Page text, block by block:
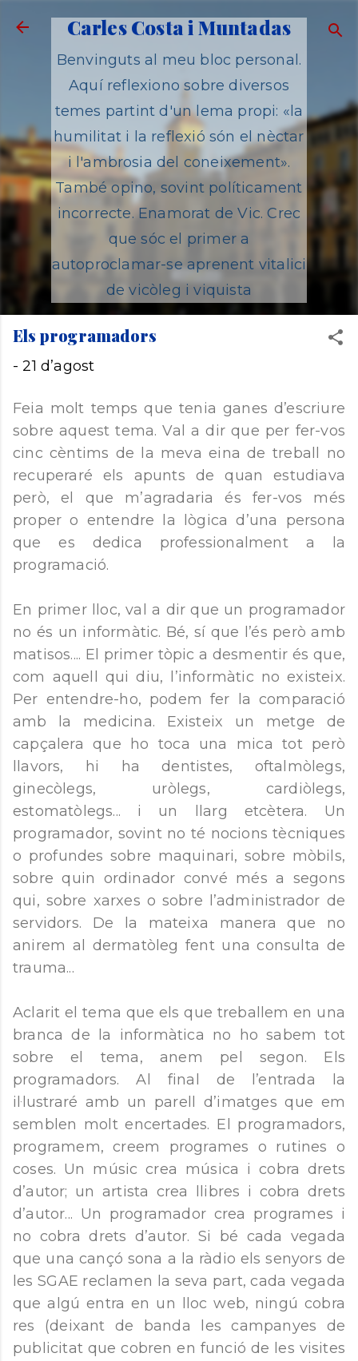
Salta al contingut principal
Carles Costa i Muntadas
Benvinguts al meu bloc personal.
Aquí reflexiono sobre diversos
temes partint d'un lema propi: «la
humilitat i la reflexió són el nèctar
i l'ambrosia del coneixement».
També opino, sovint políticament
incorrecte. Enamorat de Vic. Crec
que sóc el primer a
autoproclamar-se aprenent vitalici
de vicòleg i viquista
Els programadors
-21 d’agost
Feia molt temps que tenia ganes d’escriure
sobre aquest tema. Val a dir que per fer-vos
cinc cèntims de la meva eina de treball no
recuperaré els apunts de quan estudiava
però, el que m’agradaria és fer-vos més
proper o entendre la lògica d’una persona
que es dedica professionalment a la
programació.
En primer lloc, val a dir que un programador
no és un informàtic. Bé, sí que l’és però amb
matisos.... El primer tòpic a desmentir és que,
com aquell qui diu, l’informàtic no existeix.
Per entendre-ho, podem fer la comparació
amb la medicina. Existeix un metge de
capçalera que ho toca una mica tot però
llavors, hi ha dentistes, oftalmòlegs,
ginecòlegs, uròlegs, cardiòlegs,
estomatòlegs... i un llarg etcètera. Un
programador, sovint no té nocions tècniques
o profundes sobre maquinari, sobre mòbils,
sobre quin ordinador convé més a segons
qui, sobre xarxes o sobre l’administrador de
servidors. De la mateixa manera que no
anirem al dermatòleg fent una consulta de
trauma...
Aclarit el tema que els que treballem en una
branca de la informàtica no ho sabem tot
sobre el tema, anem pel segon. Els
programadors. Al final de l’entrada la
il·lustraré amb un parell d’imatges que em
semblen molt encertades. El programadors,
programem, creem programes o rutines o
coses. Un músic crea música i cobra drets
d’autor; un artista crea llibres i cobra drets
d’autor... Un programador crea programes i
no cobra drets d’autor. Si bé cada vegada
que una cançó sona a la ràdio els senyors de
les SGAE reclamen la seva part, cada vegada
que algú entra en un lloc web, ningú cobra
res (deixant de banda les campanyes de
publicitat que cobren en funció de les visites